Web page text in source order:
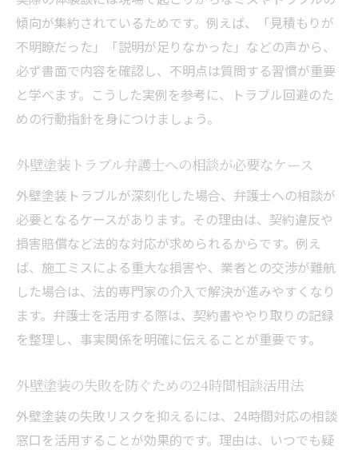
外壁塗装の失敗回避は早めの相談がカギと
なる理由
外壁塗装トラブルを防ぐための相談先の選
び方
外壁塗装相談24時間受付の利便性と注意点
外壁塗装トラブル弁護士と消費者窓口の違
消費者センターを活用した外壁塗装の悩み解決
外壁塗装消費者センターで相談できる内容
とは
国民生活センター外壁塗装トラブルの相談
事例
外壁塗装トラブル相談での消費者センター
外壁塗装消費者センターを利用する時の注
意事項
外壁塗装トラブル相談時に必要な準備とポ
傾向が集約されているためです。例えば、「見積もりが
不明瞭だった」「説明が足りなかった」などの声から、
必ず書面で内容を確認し、不明点は質問する習慣が重要
と学べます。こうした実例を参考に、トラブル回避のた
めの行動指針を身につけましょう。
外壁塗装トラブル弁護士への相談が必要なケース
外壁塗装トラブルが深刻化した場合、弁護士への相談が
必要となるケースがあります。その理由は、契約違反や
損害賠償など法的な対応が求められるからです。例え
ば、施工ミスによる重大な損害や、業者との交渉が難航
した場合は、法的専門家の介入で解決が進みやすくなり
ます。弁護士を活用する際は、契約書ややり取りの記録
を整理し、事実関係を明確に伝えることが重要です。
外壁塗装の失敗を防ぐための24時間相談活用法
外壁塗装の失敗リスクを抑えるには、24時間対応の相談
窓口を活用することが効果的です。理由は、いつでも疑